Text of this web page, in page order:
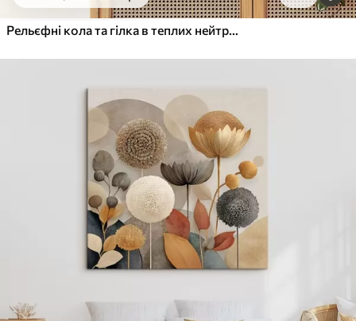
.00грн
✓Яскраві, насичені кольори
Поверхня з текстурою полотна
Екологічний матеріал
Рельєфні кола та гілка в теплих нейтральних тонах